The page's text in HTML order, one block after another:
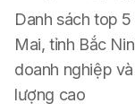
Danh sách top
Mai, tỉnh Bắc
doanh nghiệp
lượng cao